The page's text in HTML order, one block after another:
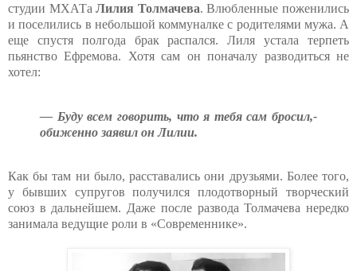
студии МХАТаЛилия Толмачева. Влюбленные поженились
и поселились в небольшой коммуналке с родителями мужа. А
еще спустя полгода брак распался. Лиля устала терпеть
пьянство Ефремова. Хотя сам он поначалу разводиться не
хотел:
— Буду всем говорить, что я тебя сам бросил,-
обиженно заявил он Лилии.
Как бы там ни было, расставались они друзьями. Более того,
у бывших супругов получился плодотворный творческий
союз в дальнейшем. Даже после развода Толмачева нередко
занимала ведущие роли в «Современнике».